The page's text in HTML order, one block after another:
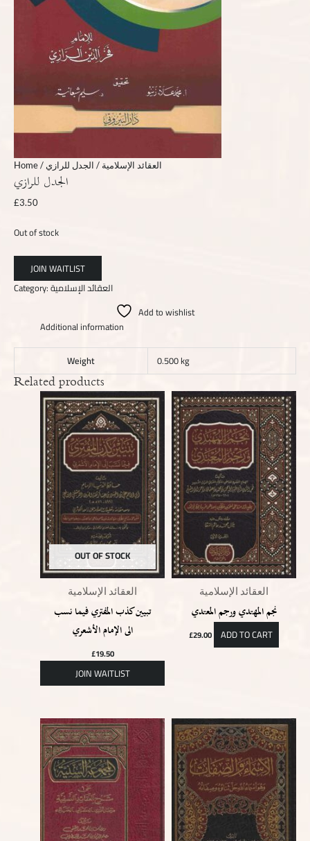
Home/ العقائد الإسلامية / الجدل للرازي
الجدل للرازي
£3.50
Out of stock
Category:العقائد الإسلامية
Add to wishlist
Additional information
Weight 0.500 kg
Related products
OUT OF STOCK
العقائد الإسلامية
تبيين كذب المفتري فيما نسب
الى الإمام الأشعري
£19.50
العقائد الإسلامية
نجم المهتدي ورجم المعتدي
£29.00 ADD TO CART